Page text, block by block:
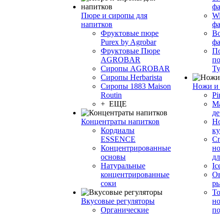
Пюре и сиропы для
напитков
Фруктовые пюре
Purex by Agrobar
Фруктовые Пюре
AGROBAR
Сиропы AGROBAR
Сиропы Herbarista
Сиропы 1883 Maison
Routin
+ ЕЩЕ
Концентраты напитков
Кордиалы
ESSENCE
Концентрированные
основы
Натуральные
концентрированные
соки
Вкусовые регуляторы
Органические
Ножи и